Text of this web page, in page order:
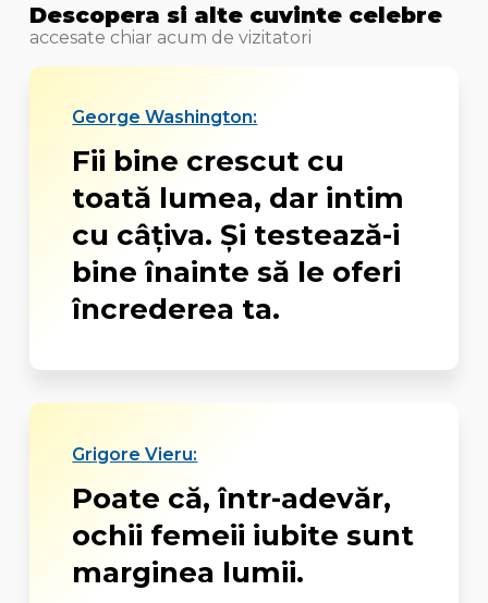
Descopera si alte cuvinte celebre
accesate chiar acum de vizitatori
George Washington:
Fii bine crescut cu
toată lumea, dar intim
cu câțiva. Și testează-i
bine înainte să le oferi
încrederea ta.
Grigore Vieru:
Poate că, într-adevăr,
ochii femeii iubite sunt
marginea lumii.